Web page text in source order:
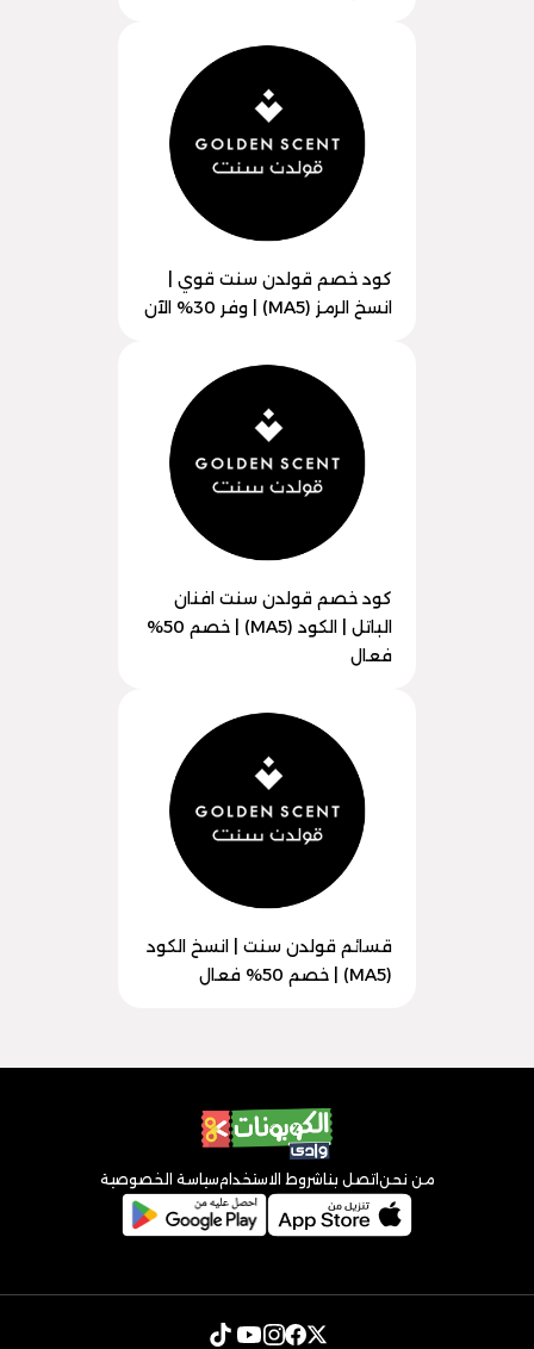
كود خصم قولدن سنت قوي |
انسخ الرمز (MA5) | وفر 30% الآن
كود خصم قولدن سنت افنان
الباتل | الكود (MA5) | خصم 50%
فعال
قسائم قولدن سنت | انسخ الكود
(MA5) | خصم 50% فعال
من نحن اتصل بنا شروط الاستخدامسياسة الخصوصية